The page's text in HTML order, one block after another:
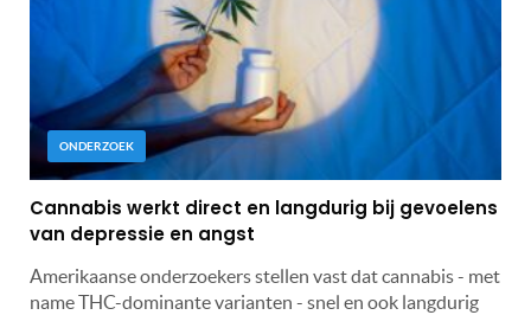
ONDERZOEK
Cannabis werkt direct en langdurig bij gevoelens
van depressie en angst
Amerikaanse onderzoekers stellen vast dat cannabis - met
name THC-dominante varianten - snel en ook langdurig